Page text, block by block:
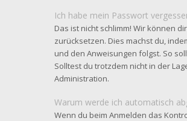
Ich habe mein Passwort
Das ist nicht schlimm! Wir können
zurücksetzen. Dies machst du,
und den Anweisungen folgst. So
Solltest du trotzdem nicht in der
Administration.
Warum werde ich automatisch
Wenn du beim Anmelden das